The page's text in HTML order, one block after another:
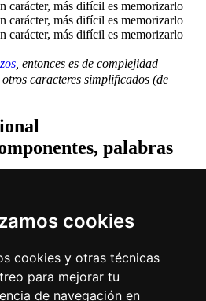
cookies
cookies y otras técnicas
para mejorar tu
de navegación en
, entonces es de complejidad
caracteres simplificados (de
palabras
ngou4 in Cantonese
o faltante de